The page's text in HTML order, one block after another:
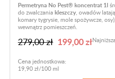
Permetryna No Pest® koncentrat 1l
do zwalczania kleszczy , owadów
komary tygrysie, mole spożywcze,
wewnątrz pomieszczeń.
279,00 zł 199,00 zł
Cena jednostkowa:
19,90 zł/100 ml